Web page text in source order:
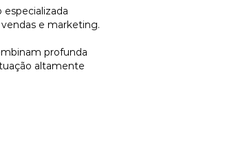
e marketing.
profunda
altamente